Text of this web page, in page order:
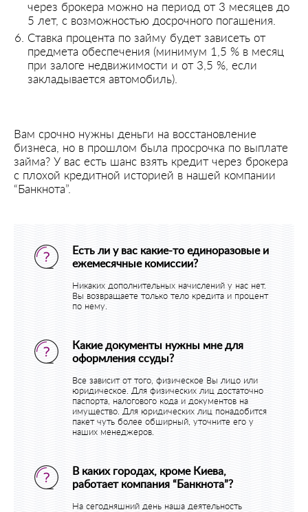
через брокера можно на период от 3 месяцев до
5 лет, с возможностью досрочного погашения.
Ставка процента по займу будет зависеть от
предмета обеспечения (минимум 1,5 % в месяц
при залоге недвижимости и от 3,5 %, если
закладывается автомобиль).
Вам срочно нужны деньги на восстановление
бизнеса, но в прошлом была просрочка по выплате
займа? У вас есть шанс взять кредит через брокера
с плохой кредитной историей в нашей компании
“Банкнота”.
Есть ли у вас какие-то единоразовые и
ежемесячные комиссии?
Никаких дополнительных начислений у нас нет.
Вы возвращаете только тело кредита и процент
по нему.
Какие документы нужны мне для
оформления ссуды?
Все зависит от того, физическое Вы лицо или
юридическое. Для физических лиц достаточно
паспорта, налогового кода и документов на
имущество. Для юридических лиц понадобится
пакет чуть более обширный, уточните его у
наших менеджеров.
В каких городах, кроме Киева,
работает компания “Банкнота”?
На сегодняшний день наша деятельность